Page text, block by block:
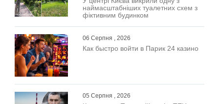
наймасштабніших туалетних схем з
фіктивним будинком
06 Серпня , 2026
Как быстро войти в Парик 24 казино
05 Серпня , 2026